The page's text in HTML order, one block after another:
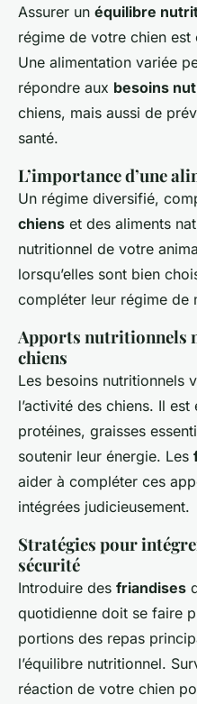
Assurer un équilibre
régime de votre chien
Une alimentation variée
répondre aux besoins
chiens, mais aussi de
santé.
L’importance d’une
Un régime diversifié,
chiens et des aliments
nutritionnel de votre
lorsqu’elles sont bien
compléter leur régime de
Apports nutritionnels
chiens
Les besoins nutritionnels
l’activité des chiens. Il
protéines, graisses
soutenir leur énergie. Les
aider à compléter ces
intégrées judicieusement.
Stratégies pour
sécurité
Introduire des friandises
quotidienne doit se faire
portions des repas
l’équilibre nutritionnel.
réaction de votre chien